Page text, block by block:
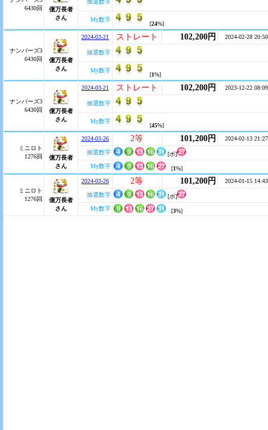
6430回
億万長者
さん
抽選数字
My数字
[24%]
ナンバーズ3
6430回
億万長者
さん
2024-03-21 ストレート 102,200円 2024-02-28 20:50
抽選数字
My数字
[1%]
ナンバーズ3
6430回
億万長者
さん
2024-03-21 ストレート 102,200円 2023-12-22 08:09
抽選数字
My数字
[45%]
ミニロト
1276回
億万長者
さん
2024-03-26 2等 101,200円 2024-02-13 21:27
抽選数字
[ボ]
My数字
[1%]
ミニロト
1276回
億万長者
さん
2024-03-26 2等 101,200円 2024-01-15 14:43
抽選数字
[ボ]
My数字
[3%]